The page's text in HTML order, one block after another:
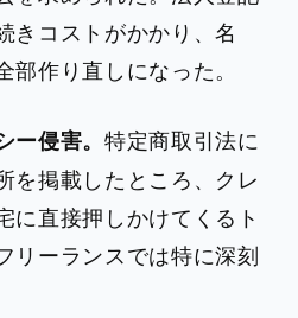
きコストがかかり、名
作り直しになった。
ー侵害。特定商取引法に
を掲載したところ、クレ
に直接押しかけてくるト
リーランスでは特に深刻